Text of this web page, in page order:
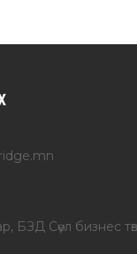
БЗД Сөүл бизнес